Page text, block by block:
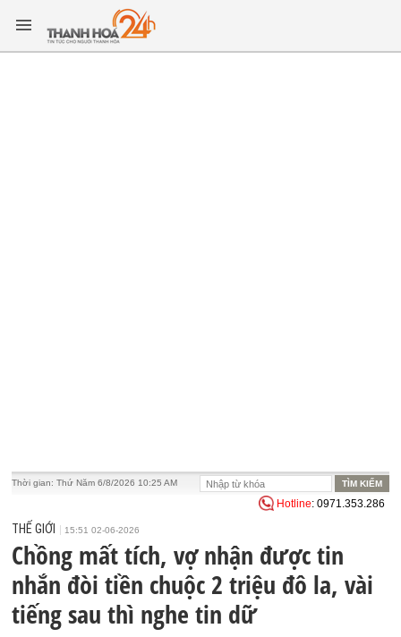
Thời gian:Thứ Năm 6/8/2026 10:25 AM
Hotline: 0971.353.286
THẾ GIỚI 15:51 02-06-2026
Chồng mất tích, vợ nhận được tin
nhắn đòi tiền chuộc 2 triệu đô la, vài
tiếng sau thì nghe tin dữ